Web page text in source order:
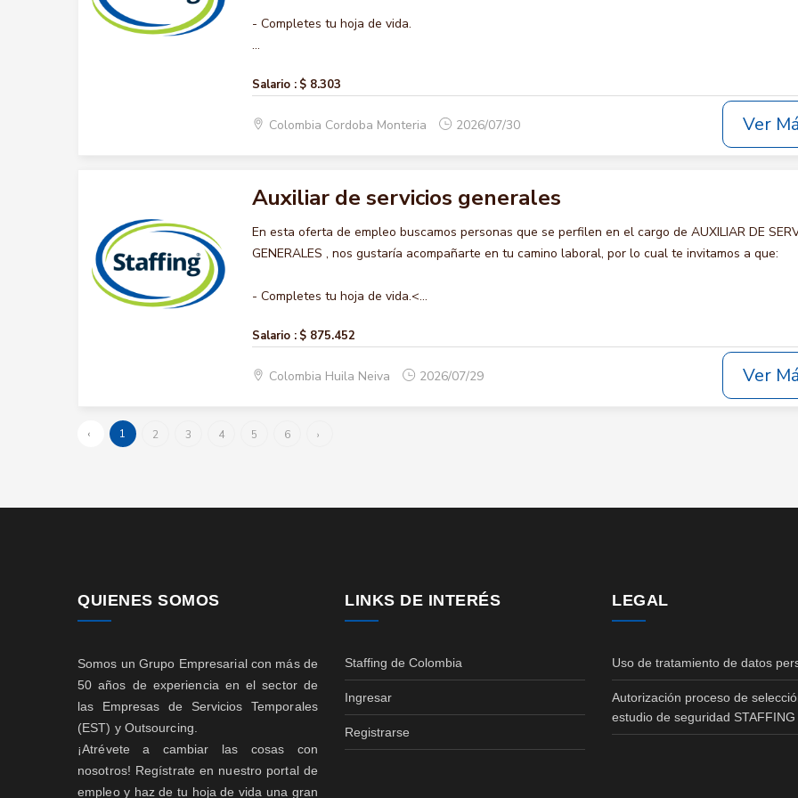
- Completes tu hoja de vida.
...
Salario : $ 8.303
Colombia Cordoba Monteria 2026/07/30 Ver
Auxiliar de servicios generales
En esta oferta de empleo buscamos personas que se perfilen en el cargo de AUXILIAR DE
GENERALES , nos gustaría acompañarte en tu camino laboral, por lo cual te invitamos a que:
- Completes tu hoja de vida.<...
Salario : $ 875.452
Colombia Huila Neiva 2026/07/29 Ver
‹ 1 2 3 4 5 6 ›
QUIENES SOMOS
Somos un Grupo Empresarial con más de
50 años de experiencia en el sector de
las Empresas de Servicios Temporales
(EST) y Outsourcing.
¡Atrévete a cambiar las cosas con
nosotros! Regístrate en nuestro portal de
empleo y haz de tu hoja de vida una gran
LINKS DE INTERÉS
Staffing de Colombia
Ingresar
Registrarse
LEGAL
Uso de tratamiento de datos
Autorización proceso de
estudio de seguridad STAFFING